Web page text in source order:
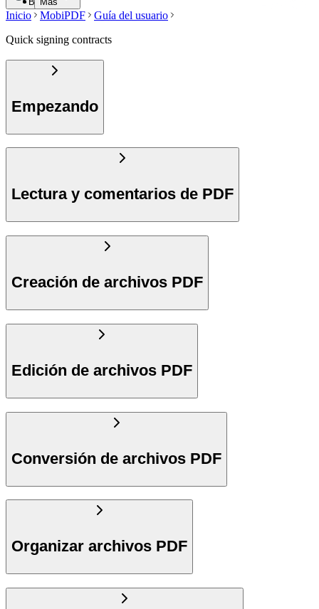
Inicio MobiPDF
Guía del usuario
Quick signing contracts
Empezando
Lectura y comentarios de PDF
Creación de archivos PDF
Edición de archivos PDF
Conversión de archivos PDF
Organizar archivos PDF